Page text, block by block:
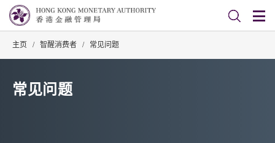
主页 / 智醒消费者 / 常见问题
常见问题